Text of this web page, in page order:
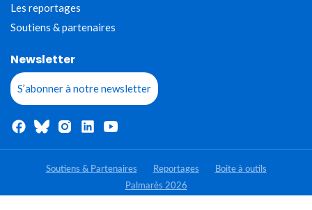
Les reportages
Soutiens & partenaires
Newsletter
S’abonner à notre newsletter
Soutiens & Partenaires Reportages
Boite à outils
Palmarès 2026